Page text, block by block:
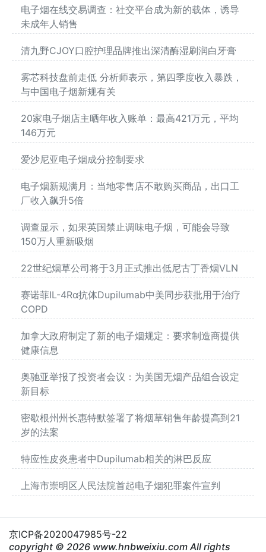
电子烟在线交易调查：社交平台成为新的载体，诱导
未成年人销售
清九野CJOY口腔护理品牌推出深清酶湿刷润白牙膏
雾芯科技盘前走低 分析师表示，第四季度收入暴跌，
与中国电子烟新规有关
20家电子烟店主晒年收入账单：最高421万元，平均
146万元
爱沙尼亚电子烟成分控制要求
电子烟新规满月：当地零售店不敢购买商品，出口工
厂收入飙升5倍
调查显示，如果英国禁止调味电子烟，可能会导致
150万人重新吸烟
22世纪烟草公司将于3月正式推出低尼古丁香烟VLN
赛诺菲IL-4Rα抗体Dupilumab中美同步获批用于治疗
COPD
加拿大政府制定了新的电子烟规定：要求制造商提供
健康信息
奥驰亚举报了投资者会议：为美国无烟产品组合设定
新目标
密歇根州州长惠特默签署了将烟草销售年龄提高到21
岁的法案
特应性皮炎患者中Dupilumab相关的淋巴反应
上海市崇明区人民法院首起电子烟犯罪案件宣判
京ICP备2020047985号-22
copyright © 2026 www.hnbweixiu.com All rights